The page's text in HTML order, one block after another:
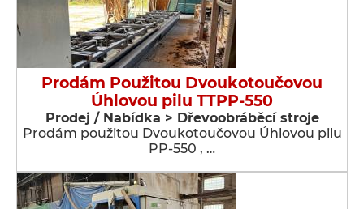
Prodám Použitou Dvoukotoučovou
Úhlovou pilu TTPP-550
Prodej / Nabídka > Dřevoobráběcí stroje
Prodám použitou Dvoukotoučovou Úhlovou pilu
PP-550 , …